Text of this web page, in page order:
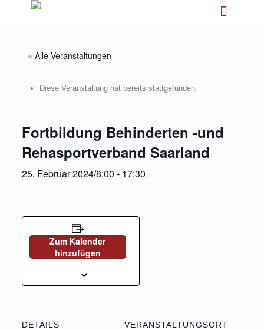
« Alle Veranstaltungen
Diese Veranstaltung hat bereits stattgefunden.
Fortbildung Behinderten -und
Rehasportverband Saarland
25. Februar 2024/8:00 - 17:30
Zum Kalender
hinzufügen
DETAILS VERANSTALTUNGSORT